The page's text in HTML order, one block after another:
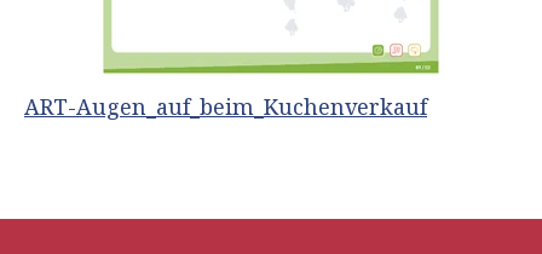
ART-Augen_auf_beim_Kuchenverkauf